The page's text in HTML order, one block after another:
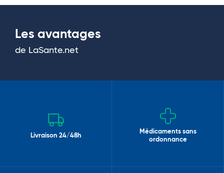
Les avantages
de LaSante.net
Livraison 24/48h
Médicaments sans
ordonnance